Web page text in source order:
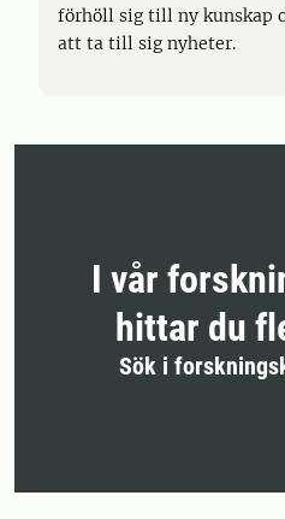
förhöll sig till ny kunskap
att ta till sig nyheter.
I vår
hittar du
Sök i